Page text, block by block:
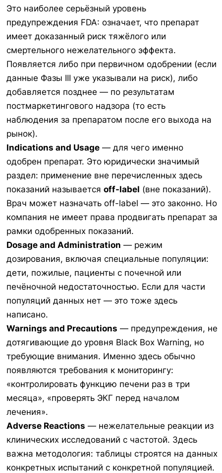
Это наиболее серьёзный уровень
предупреждения FDA: означает, что препарат
имеет доказанный риск тяжёлого или
смертельного нежелательного эффекта.
Появляется либо при первичном одобрении (если
данные Фазы III уже указывали на риск), либо
добавляется позднее — по результатам
постмаркетингового надзора (то есть
наблюдения за препаратом после его выхода на
рынок).
Indications and Usage — для чего именно
одобрен препарат. Это юридически значимый
раздел: применение вне перечисленных здесь
показаний называется off-label (вне показаний).
Врач может назначать off-label — это законно. Но
компания не имеет права продвигать препарат за
рамки одобренных показаний.
Dosage and Administration — режим
дозирования, включая специальные популяции:
дети, пожилые, пациенты с почечной или
печёночной недостаточностью. Если для части
популяций данных нет — это тоже здесь
написано.
Warnings and Precautions — предупреждения, не
дотягивающие до уровня Black Box Warning, но
требующие внимания. Именно здесь обычно
появляются требования к мониторингу:
«контролировать функцию печени раз в три
месяца», «проверять ЭКГ перед началом
лечения».
Adverse Reactions — нежелательные реакции из
клинических исследований с частотой. Здесь
важна методология: таблицы строятся на данных
конкретных испытаний с конкретной популяцией.